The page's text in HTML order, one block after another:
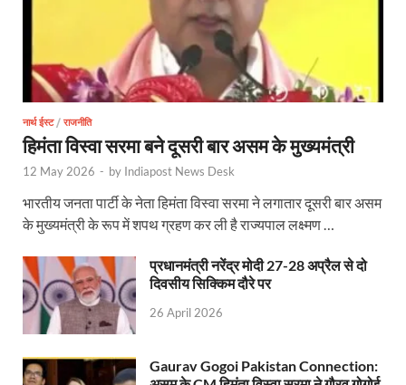
नार्थ ईस्ट/ राजनीति
हिमंता विस्वा सरमा बने दूसरी बार असम के मुख्यमंत्री
12 May 2026 - by Indiapost News Desk
भारतीय जनता पार्टी के नेता हिमंता विस्वा सरमा ने लगातार दूसरी बार असम
के मुख्यमंत्री के रूप में शपथ ग्रहण कर ली है राज्यपाल लक्ष्मण …
प्रधानमंत्री नरेंद्र मोदी 27-28 अप्रैल से दो
दिवसीय सिक्किम दौरे पर
26 April 2026
Gaurav Gogoi Pakistan Connection: